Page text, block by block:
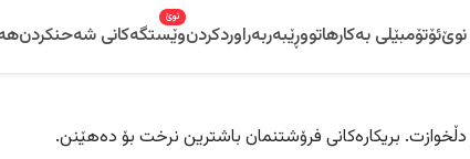
نوێئۆتۆمبێلی بەکارهاتووڕێبەربەراوردکردنوێستگەکانی شەحنکردن
نوێ
دڵخوازت. بریکارەکانی فرۆشتنمان باشترین نرخت بۆ دەهێنن.